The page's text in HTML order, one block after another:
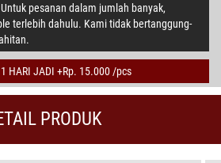
pesanan dalam jumlah banyak,
terlebih dahulu. Kami tidak bertanggung-
1 HARI JADI +Rp. 15.000 /pcs
PRODUK